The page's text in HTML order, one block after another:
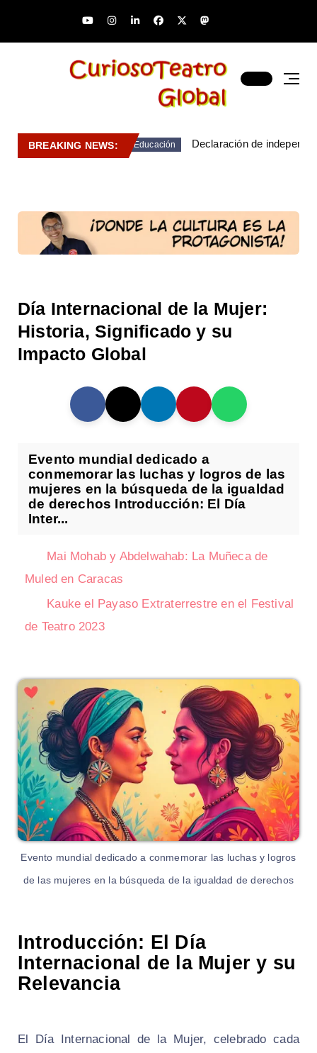
BREAKING NEWS: Educación Declaración de
Día Internacional de la Mujer:
Historia, Significado y su
Impacto Global
Evento mundial dedicado a
conmemorar las luchas y logros de las
mujeres en la búsqueda de la igualdad
de derechos Introducción: El Día
Inter...
Mai Mohab y Abdelwahab: La Muñeca de
Muled en Caracas
Kauke el Payaso Extraterrestre en el Festival
de Teatro 2023
Evento mundial dedicado a conmemorar las luchas y logros
de las mujeres en la búsqueda de la igualdad de derechos
Introducción: El Día
Internacional de la Mujer y su
Relevancia
El Día Internacional de la Mujer, celebrado cada